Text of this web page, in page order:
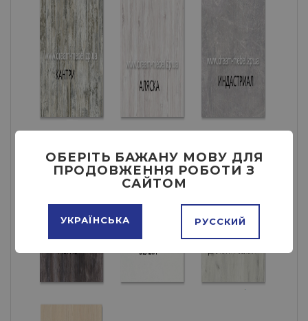
ОБЕРІТЬ БАЖАНУ МОВУ ДЛЯ
ПРОДОВЖЕННЯ РОБОТИ З
САЙТОМ
УКРАЇНСЬКА РУССКИЙ